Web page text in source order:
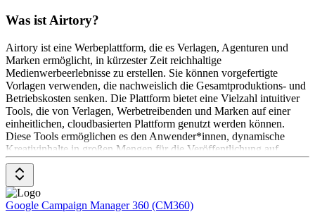
Was ist Airtory?
Airtory ist eine Werbeplattform, die es Verlagen, Agenturen und
Marken ermöglicht, in kürzester Zeit reichhaltige
Medienwerbeerlebnisse zu erstellen. Sie können vorgefertigte
Vorlagen verwenden, die nachweislich die Gesamtproduktions- und
Betriebskosten senken. Die Plattform bietet eine Vielzahl intuitiver
Tools, die von Verlagen, Werbetreibenden und Marken auf einer
einheitlichen, cloudbasierten Plattform genutzt werden können.
Diese Tools ermöglichen es den Anwender*innen, dynamische
Kreativinhalte in großen Mengen für die Veröffentlichung auf
verschiedenen Kanälen zu erstellen und Zugang zu Marktdaten für
die Leistungsanalyse und -optimierung zu erhalten. Airtorys
Werbebaukasten ermöglicht auch die dynamische kreative
Optimierung (DCO). Die Preisgestaltung erfolgt auf Anfrage.
Google Campaign Manager 360 (CM360)